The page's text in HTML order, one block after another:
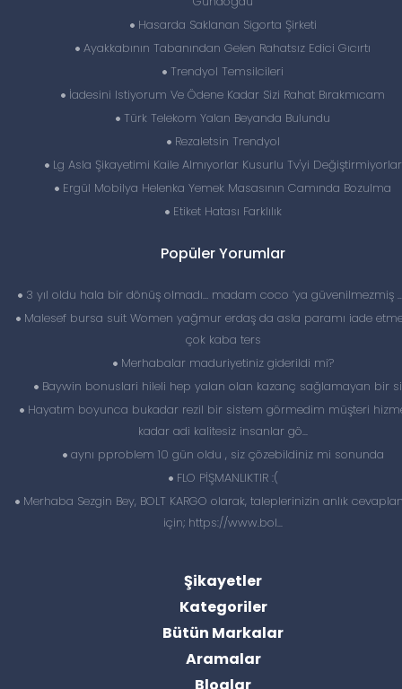
Hasarda Saklanan Sigorta Şirketi
Ayakkabının Tabanından Gelen Rahatsız Edici Gıcırtı
Trendyol Temsilcileri
İadesini Istiyorum Ve Ödene Kadar Sizi Rahat Bırakmıcam
Türk Telekom Yalan Beyanda Bulundu
Rezaletsin Trendyol
Lg Asla Şikayetimi Kaile Almıyorlar Kusurlu Tv'yi Değiştirmiyorlar
Ergül Mobilya Helenka Yemek Masasının Camında Bozulma
Etiket Hatası Farklılık
Popüler Yorumlar
3 yıl oldu hala bir dönüş olmadı… madam coco ‘ya güvenilmezmiş
Malesef bursa suit Women yağmur erdaş da asla paramı iade
çok kaba ters
Merhabalar maduriyetiniz giderildi mi?
Baywin bonuslari hileli hep yalan olan kazanç sağlamayan bir
Hayatım boyunca bukadar rezil bir sistem görmedim müşteri
kadar adi kalitesiz insanlar gö...
aynı pproblem 10 gün oldu , siz çözebildiniz mi sonunda
FLO PİŞMANLIKTIR :(
Merhaba Sezgin Bey, BOLT KARGO olarak, taleplerinizin anlık
için; https://www.bol...
Şikayetler
Kategoriler
Bütün Markalar
Aramalar